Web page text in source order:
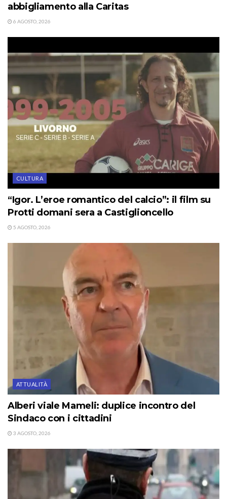
abbigliamento alla Caritas
6 AGOSTO, 2026
CULTURA
“Igor. L’eroe romantico del calcio”: il film su
Protti domani sera a Castiglioncello
5 AGOSTO, 2026
ATTUALITÀ
Alberi viale Mameli: duplice incontro del
Sindaco con i cittadini
3 AGOSTO, 2026